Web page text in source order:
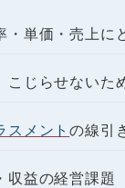
・単価・売上に
こじらせないた
スメントの線引
収益の経営課題